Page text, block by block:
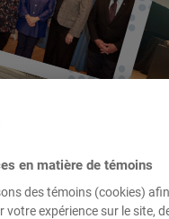
en matière de témoins
des témoins (cookies)
votre expérience sur le site,